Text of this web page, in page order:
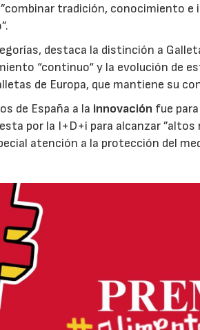
tradición, conocimiento
destaca la distinción a
“continuo“ y la evolución de
de Europa, que mantiene su
de España a la innovación fue
por la I+D+i para alcanzar
atención a la protección del